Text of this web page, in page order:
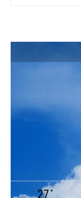
27 °